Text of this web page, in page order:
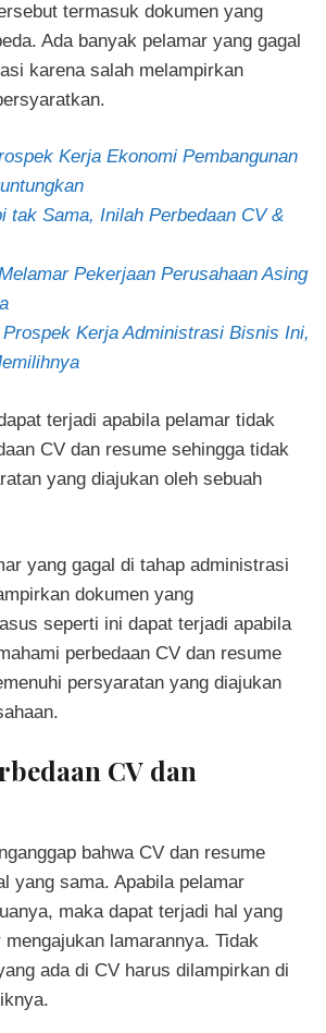
termasuk dokumen yang
Ada banyak pelamar yang gagal
karena salah melampirkan
Kerja Ekonomi Pembangunan
tak Sama, Inilah Perbedaan CV &
Pekerjaan Perusahaan Asing
Kerja Administrasi Bisnis Ini,
terjadi apabila pelamar tidak
CV dan resume sehingga tidak
yang diajukan oleh sebuah
yang gagal di tahap administrasi
dokumen yang
seperti ini dapat terjadi apabila
perbedaan CV dan resume
persyaratan yang diajukan
CV dan
bahwa CV dan resume
yang sama. Apabila pelamar
maka dapat terjadi hal yang
lamarannya. Tidak
ada di CV harus dilampirkan di